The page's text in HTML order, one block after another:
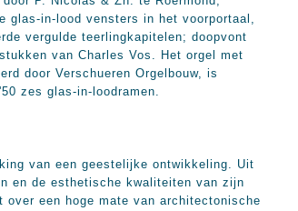
glas-in-lood vensters in het voorportaal,
vergulde teerlingkapitelen; doopvont
van Charles Vos. Het orgel met
door Verschueren Orgelbouw, is
zes glas-in-loodramen.
van een geestelijke ontwikkeling. Uit
en de esthetische kwaliteiten van zijn
een hoge mate van architectonische